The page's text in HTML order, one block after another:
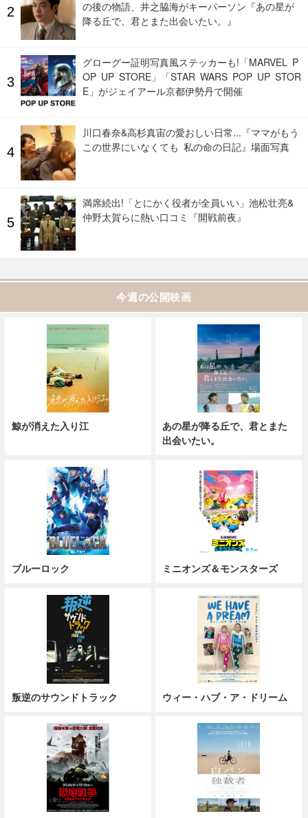
の後の物語、井之脇海がキーパーソン『あの星が
降る丘で、君とまた出会いたい。』
グローグー証明写真風ステッカーも!「MARVEL P
OP UP STORE」「STAR WARS POP UP STOR
E」がジェイアール京都伊勢丹で開催
川口春奈&高杉真宙の愛おしい日常...『ママがもう
この世界にいなくても 私の命の日記』場面写真
満席続出!「とにかく役者が全員いい」池松壮亮&
仲野太賀らに熱い口コミ『開戦前夜』
今週の公開映画
鯨が消えた入り江
あの星が降る丘で、君とまた
出会いたい。
ブルーロック ミニオンズ＆モンスターズ
叛逆のサウンドトラック ウィー・ハブ・ア・ドリーム